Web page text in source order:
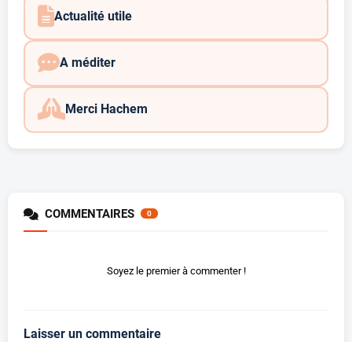
Actualité utile
A méditer
Merci Hachem
COMMENTAIRES 0
Soyez le premier à commenter !
Laisser un commentaire